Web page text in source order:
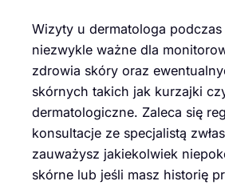
Wizyty u dermatologa podczas
niezwykle ważne dla
zdrowia skóry oraz
skórnych takich jak kurzajki
dermatologiczne. Zaleca się
konsultacje ze specjalistą
zauważysz jakiekolwiek
skórne lub jeśli masz historię